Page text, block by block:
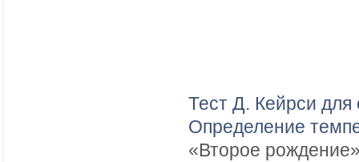
Тест Д. Кейрси для
Определение
«Второе